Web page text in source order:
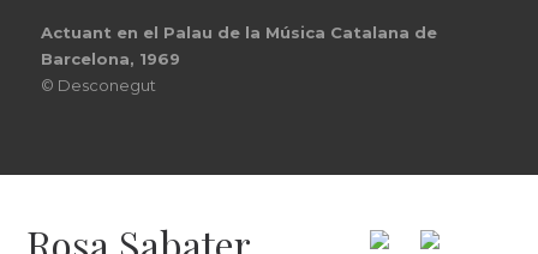
Actuant en el Palau de la Música Catalana de
Barcelona, 1969
© Desconegut